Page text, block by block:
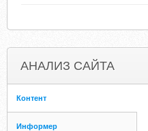
АНАЛИЗ САЙТА
Контент
Информер